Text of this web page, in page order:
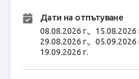
Дати на отпътуване
08.08.2026 г., 15.08.2026
29.08.2026 г., 05.09.2026
19.09.2026 г.